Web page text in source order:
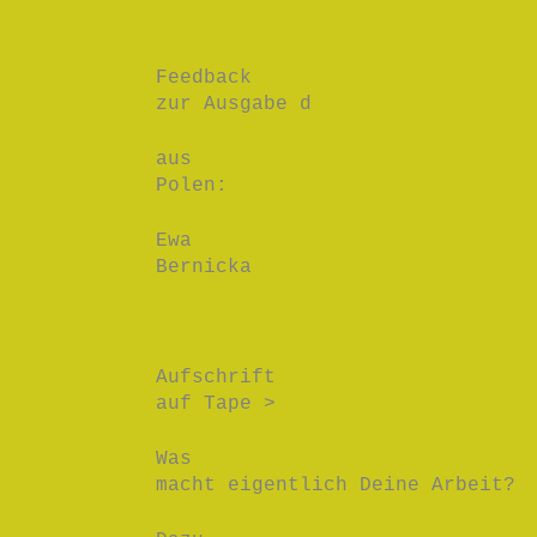
Feedback
zur Ausgabe d
aus
Polen:
Ewa
Bernicka
Aufschrift
auf Tape >
Was
macht eigentlich Deine Arbeit?